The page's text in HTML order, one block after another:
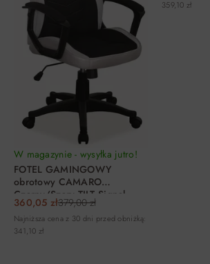
W magazynie - wysyłka jutro!
FOTEL GAMINGOWY
obrotowy CAMARO
Czarny/Szary TILT Signal
360,05 zł379,00 zł
Najniższa cena z 30 dni przed obniżką:
341,10 zł
359,10 zł